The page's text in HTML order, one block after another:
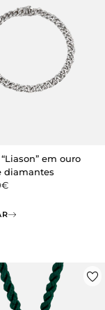
em ouro
diamantes
€